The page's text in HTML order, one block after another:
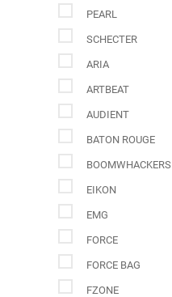
PEARL
SCHECTER
ARIA
ARTBEAT
AUDIENT
BATON ROUGE
BOOMWHACKERS
EIKON
EMG
FORCE
FORCE BAG
FZONE